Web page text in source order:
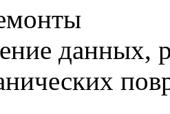
данных,